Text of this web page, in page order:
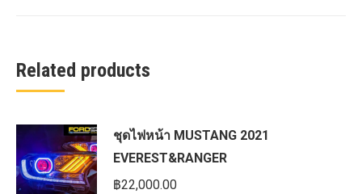
Related products
ชุดไฟหน้า MUSTANG 2021
EVEREST&RANGER
฿22,000.00